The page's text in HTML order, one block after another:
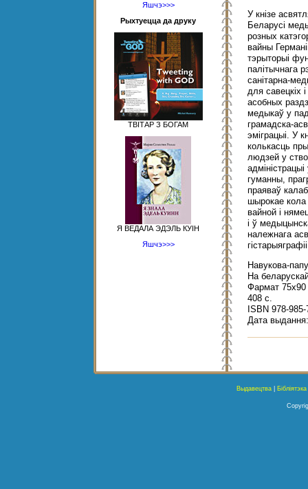
Яшчэ>>>
Рыхтуецца да друку
ТВІТАР З БОГАМ
Я ВЕДАЛА ЭДЭЛЬ КУІН
Яшчэ>>>
У кнізе
Беларусі
розных
вайны
тэрыторыі
палітычнага
санітарна-
для савецкіх
асобных
медыкаў у
грамадска-
эміграцыі. У
колькасць
людзей у
гуманны,
праяваў
шырокае кола
вайной і
і ў
належнага
Навукова-
На
Фармат 75x90
408 с.
ISBN 978-
Дата выдання:
Выдавецтва| Бібліятэка